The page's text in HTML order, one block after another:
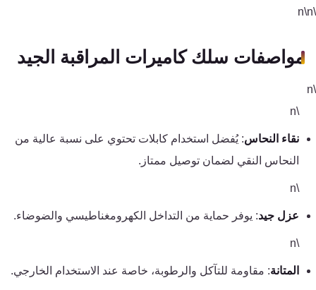
مواصفات سلك كاميرات المراقبة الجيد
نقاء النحاس: يُفضل استخدام كابلات تحتوي على نسبة عالية من
النحاس النقي لضمان توصيل ممتاز.
عزل جيد: يوفر حماية من التداخل الكهرومغناطيسي والضوضاء.
المتانة: مقاومة للتآكل والرطوبة، خاصة عند الاستخدام الخارجي.